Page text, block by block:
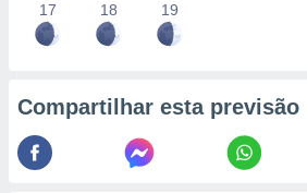
17 18 19
Compartilhar esta previsão